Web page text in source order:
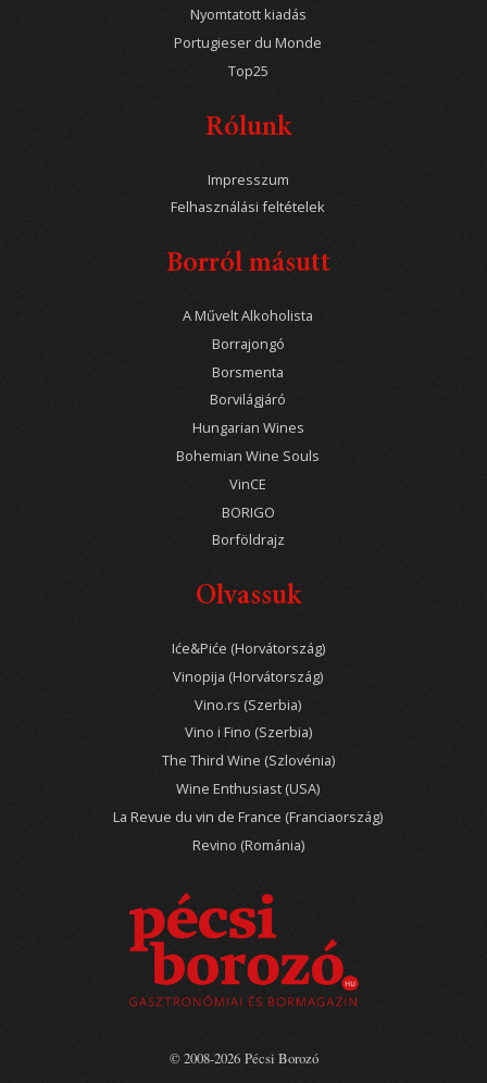
Nyomtatott kiadás
Portugieser du Monde
Top25
Rólunk
Impresszum
Felhasználási feltételek
Borról másutt
A Művelt Alkoholista
Borrajongó
Borsmenta
Borvilágjáró
Hungarian Wines
Bohemian Wine Souls
VinCE
BORIGO
Borföldrajz
Olvassuk
Iće&Piće (Horvátország)
Vinopija (Horvátország)
Vino.rs (Szerbia)
Vino i Fino (Szerbia)
The Third Wine (Szlovénia)
Wine Enthusiast (USA)
La Revue du vin de France (Franciaország)
Revino (Románia)
© 2008-2026 Pécsi Borozó